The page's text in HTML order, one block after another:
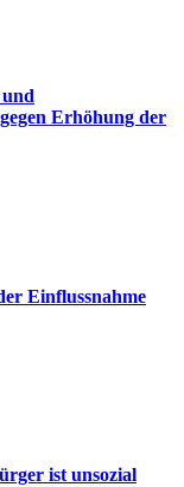
Erhöhung der
Einflussnahme
ist unsozial